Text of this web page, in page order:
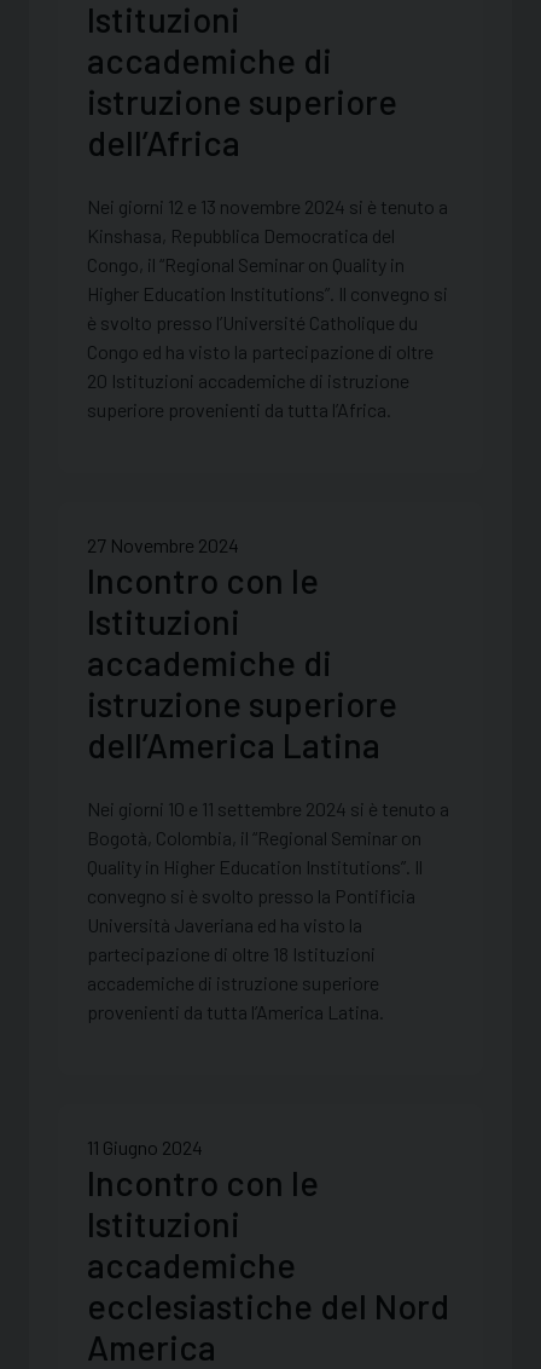
Istituzioni
accademiche di
istruzione superiore
dell’Africa
Nei giorni 12 e 13 novembre 2024 si è tenuto a
Kinshasa, Repubblica Democratica del
Congo, il “Regional Seminar on Quality in
Higher Education Institutions”. Il convegno si
è svolto presso l’Université Catholique du
Congo ed ha visto la partecipazione di oltre
20 Istituzioni accademiche di istruzione
superiore provenienti da tutta l’Africa.
27 Novembre 2024
Incontro con le
Istituzioni
accademiche di
istruzione superiore
dell’America Latina
Nei giorni 10 e 11 settembre 2024 si è tenuto a
Bogotà, Colombia, il “Regional Seminar on
Quality in Higher Education Institutions”. Il
convegno si è svolto presso la Pontificia
Università Javeriana ed ha visto la
partecipazione di oltre 18 Istituzioni
accademiche di istruzione superiore
provenienti da tutta l’America Latina.
11 Giugno 2024
Incontro con le
Istituzioni
accademiche
ecclesiastiche del Nord
America